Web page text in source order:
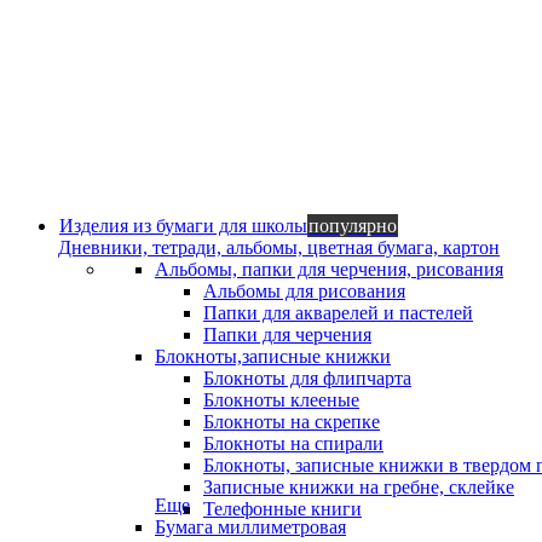
Изделия из бумаги для школыпопулярно
Дневники, тетради, альбомы, цветная бумага, картон
Альбомы, папки для черчения, рисования
Альбомы для рисования
Папки для акварелей и пастелей
Папки для черчения
Блокноты,записные книжки
Блокноты для флипчарта
Блокноты клееные
Блокноты на скрепке
Блокноты на спирали
Блокноты, записные книжки в твердом
Записные книжки на гребне, склейке
Телефонные книги
Еще
Бумага миллиметровая